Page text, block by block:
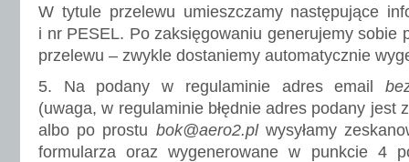
W tytule przelewu umieszczamy następujące
i nr PESEL. Po zaksięgowaniu generujemy sobie
przelewu – zwykle dostaniemy automatycznie
5. Na podany w regulaminie adres email
(uwaga, w regulaminie błędnie adres podany jest
albo po prostu bok@aero2.plwysyłamy
formularza oraz wygenerowane w punkcie 4